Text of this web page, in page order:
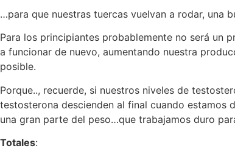
…para que nuestras tuercas vuelvan a rodar, una
Para los principiantes probablemente no será un
a funcionar de nuevo, aumentando nuestra
posible.
Porque.., recuerde, si nuestros niveles de
testosterona descienden al final cuando estamos
una gran parte del peso…que trabajamos duro
Totales: